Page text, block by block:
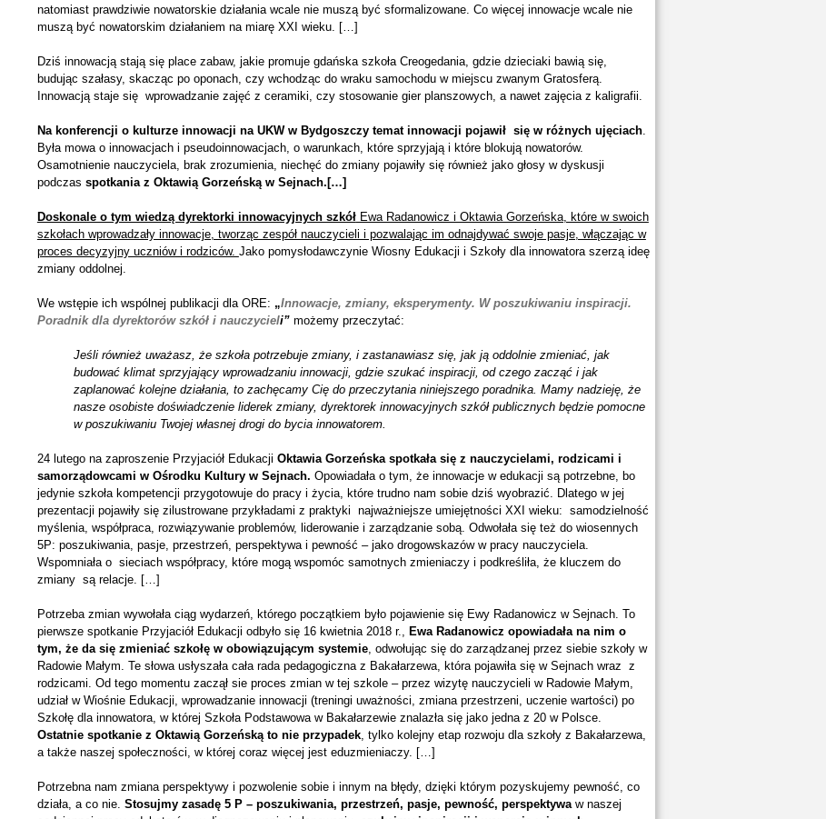
natomiast prawdziwie nowatorskie działania wcale nie muszą być sformalizowane. Co więcej innowacje wcale nie
muszą być nowatorskim działaniem na miarę XXI wieku. […]
Dziś innowacją stają się place zabaw, jakie promuje gdańska szkoła Creogedania, gdzie dzieciaki bawią się,
budując szałasy, skacząc po oponach, czy wchodząc do wraku samochodu w miejscu zwanym Gratosferą.
Innowacją staje się wprowadzanie zajęć z ceramiki, czy stosowanie gier planszowych, a nawet zajęcia z kaligrafii.
Na konferencji o kulturze innowacji na UKW w Bydgoszczy temat innowacji pojawił się w różnych ujęciach.
Była mowa o innowacjach i pseudoinnowacjach, o warunkach, które sprzyjają i które blokują nowatorów.
Osamotnienie nauczyciela, brak zrozumienia, niechęć do zmiany pojawiły się również jako głosy w dyskusji
podczas spotkania z Oktawią Gorzeńską w Sejnach.[…]
Doskonale o tym wiedzą dyrektorki innowacyjnych szkółEwa Radanowicz i Oktawia Gorzeńska, które w swoich
szkołach wprowadzały innowacje, tworząc zespół nauczycieli i pozwalając im odnajdywać swoje pasje, włączając w
proces decyzyjny uczniów i rodziców. Jako pomysłodawczynie Wiosny Edukacji i Szkoły dla innowatora szerzą ideę
zmiany oddolnej.
We wstępie ich wspólnej publikacji dla ORE: „Innowacje, zmiany, eksperymenty. W poszukiwaniu inspiracji.
Poradnik dla dyrektorów szkół i nauczycieli” możemy przeczytać:
Jeśli również uważasz, że szkoła potrzebuje zmiany, i zastanawiasz się, jak ją oddolnie zmieniać, jak
budować klimat sprzyjający wprowadzaniu innowacji, gdzie szukać inspiracji, od czego zacząć i jak
zaplanować kolejne działania, to zachęcamy Cię do przeczytania niniejszego poradnika. Mamy nadzieję, że
nasze osobiste doświadczenie liderek zmiany, dyrektorek innowacyjnych szkół publicznych będzie pomocne
w poszukiwaniu Twojej własnej drogi do bycia innowatorem.
24 lutego na zaproszenie Przyjaciół Edukacji Oktawia Gorzeńska spotkała się z nauczycielami, rodzicami i
samorządowcami w Ośrodku Kultury w Sejnach. Opowiadała o tym, że innowacje w edukacji są potrzebne, bo
jedynie szkoła kompetencji przygotowuje do pracy i życia, które trudno nam sobie dziś wyobrazić. Dlatego w jej
prezentacji pojawiły się zilustrowane przykładami z praktyki najważniejsze umiejętności XXI wieku: samodzielność
myślenia, współpraca, rozwiązywanie problemów, liderowanie i zarządzanie sobą. Odwołała się też do wiosennych
5P: poszukiwania, pasje, przestrzeń, perspektywa i pewność – jako drogowskazów w pracy nauczyciela.
Wspomniała o sieciach współpracy, które mogą wspomóc samotnych zmieniaczy i podkreśliła, że kluczem do
zmiany są relacje. […]
Potrzeba zmian wywołała ciąg wydarzeń, którego początkiem było pojawienie się Ewy Radanowicz w Sejnach. To
pierwsze spotkanie Przyjaciół Edukacji odbyło się 16 kwietnia 2018 r., Ewa Radanowicz​ opowiadała na nim o
tym, że da się zmieniać szkołę w obowiązującym systemie, odwołując się do zarządzanej przez siebie szkoły w
Radowie Małym. Te słowa usłyszała cała rada pedagogiczna z Bakałarzewa, która pojawiła się w Sejnach wraz z
rodzicami. Od tego momentu zaczął sie proces zmian w tej szkole – przez wizytę nauczycieli w Radowie Małym,
udział w Wiośnie Edukacji, wprowadzanie innowacji (treningi uważności, zmiana przestrzeni, uczenie wartości) po
Szkołę dla innowatora, w której Szkoła Podstawowa w Bakałarzewie znalazła się jako jedna z 20 w Polsce.
Ostatnie spotkanie z Oktawią Gorzeńską to nie przypadek, tylko kolejny etap rozwoju dla szkoły z Bakałarzewa,
a także naszej społeczności, w której coraz więcej jest eduzmieniaczy. […]
Potrzebna nam zmiana perspektywy i pozwolenie sobie i innym na błędy, dzięki którym pozyskujemy pewność, co
działa, a co nie. Stosujmy zasadę 5 P – poszukiwania, przestrzeń, pasje, pewność, perspektywa w naszej